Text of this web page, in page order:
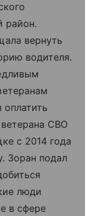
район.
вернуть
водителя.
СВО
с 2014 года
Зоран подал
люди
в сфере